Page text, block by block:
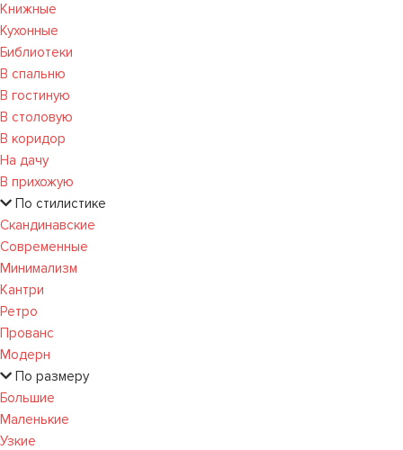
Книжные
Кухонные
Библиотеки
В спальню
В гостиную
В столовую
В коридор
На дачу
В прихожую
По стилистике
Скандинавские
Современные
Минимализм
Кантри
Ретро
Прованс
Модерн
По размеру
Большие
Маленькие
Узкие